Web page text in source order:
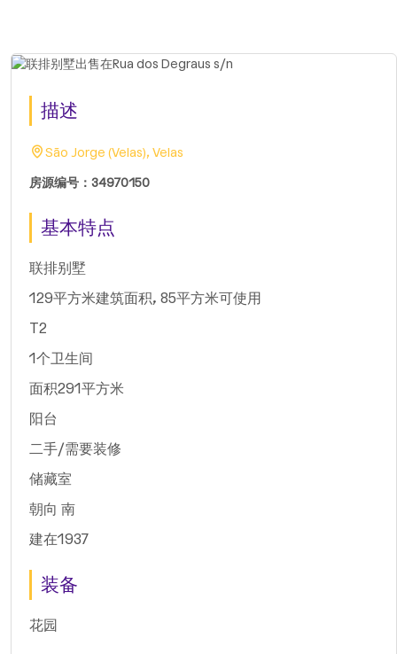
描述
São Jorge (Velas), Velas
房源编号：34970150
基本特点
联排别墅
129平方米建筑面积, 85平方米可使用
T2
1个卫生间
面积291平方米
阳台
二手/需要装修
储藏室
朝向 南
建在1937
装备
花园